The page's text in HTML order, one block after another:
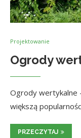
Projektowanie
Ogrody
Ogrody wertykalne
większą
PRZECZYTAJ